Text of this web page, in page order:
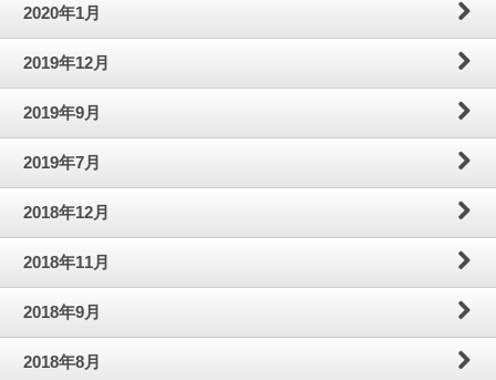
2020年1月
2019年12月
2019年9月
2019年7月
2018年12月
2018年11月
2018年9月
2018年8月